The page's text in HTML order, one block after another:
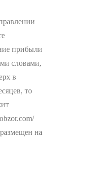
прибыли
словами,
в
то
на